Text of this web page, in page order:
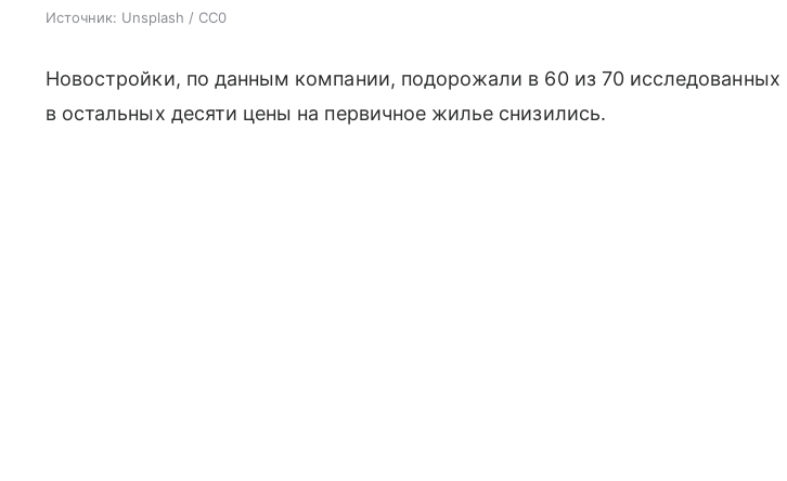
Источник: Unsplash / CC0
Новостройки, по данным компании, подорожали в 60 из 70 исследованных
в остальных десяти цены на первичное жилье снизились.